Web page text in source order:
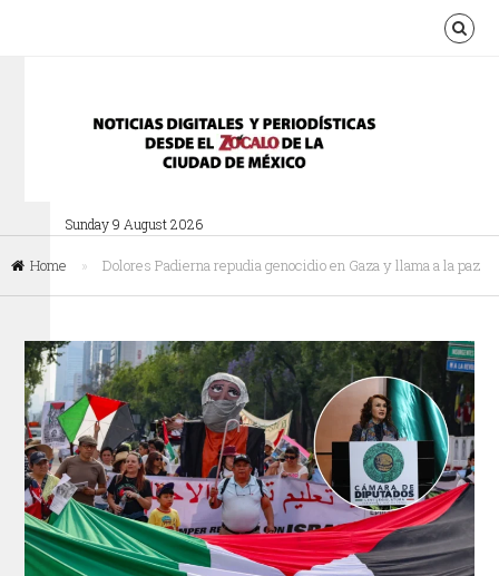
Sunday 9 August 2026
Home » Dolores Padierna repudia genocidio en Gaza y llama a la paz